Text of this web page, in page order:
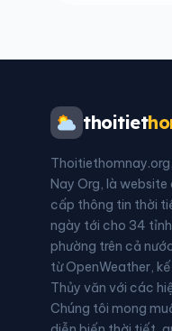
Xã Hải
Xã Kỳ
Xã
Xã Vĩnh
thoitiet
Nay Org, là
cấp thông tin thời
ngày tới cho 34
phường trên cả
từ OpenWeather,
Thủy văn với các
Chúng tôi mong